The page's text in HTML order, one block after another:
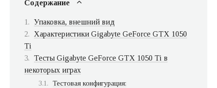
Содержание
Упаковка, внешний вид
Характеристики Gigabyte GeForce GTX 1050
Ti
Тесты Gigabyte GeForce GTX 1050 Ti в
некоторых играх
Тестовая конфигурация: